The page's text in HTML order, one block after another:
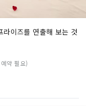
이즈를 연출해 보는 것
약 필요)